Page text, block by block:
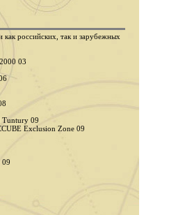
как российских, так и зарубежных
03
Tuntury 09
Exclusion Zone 09
09